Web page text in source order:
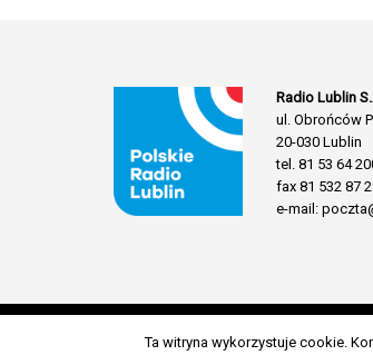
Radio Lublin
ul. Obrońców
20-030 Lublin
tel. 81 53 64
fax 81 532 87
e-mail:
Ta witryna wykorzystuje cookie.